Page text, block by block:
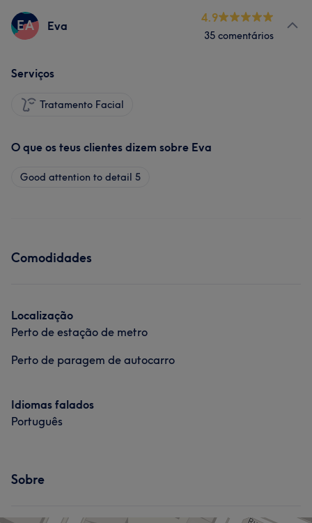
EA Eva
4.9
35 comentários
Serviços
Tratamento Facial
O que os teus clientes dizem sobre Eva
Good attention to detail 5
Comodidades
Localização
Perto de estação de metro
Perto de paragem de autocarro
Idiomas falados
Português
Sobre